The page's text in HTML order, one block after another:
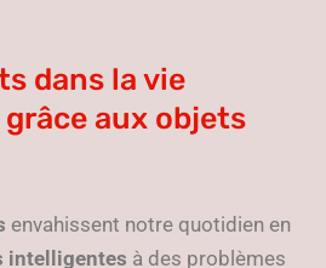
dans la vie
aux objets
envahissent notre quotidien en
intelligentes à des problèmes